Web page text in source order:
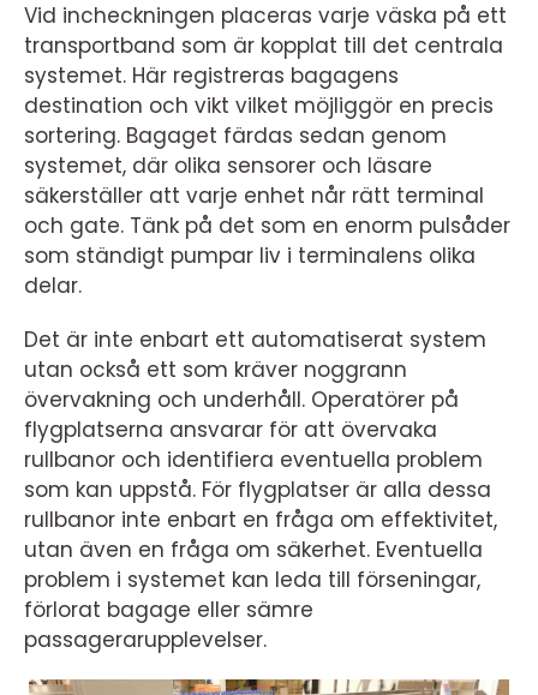
Vid incheckningen placeras varje väska på ett
transportband som är kopplat till det centrala
systemet. Här registreras bagagens
destination och vikt vilket möjliggör en precis
sortering. Bagaget färdas sedan genom
systemet, där olika sensorer och läsare
säkerställer att varje enhet når rätt terminal
och gate. Tänk på det som en enorm pulsåder
som ständigt pumpar liv i terminalens olika
delar.
Det är inte enbart ett automatiserat system
utan också ett som kräver noggrann
övervakning och underhåll. Operatörer på
flygplatserna ansvarar för att övervaka
rullbanor och identifiera eventuella problem
som kan uppstå. För flygplatser är alla dessa
rullbanor inte enbart en fråga om effektivitet,
utan även en fråga om säkerhet. Eventuella
problem i systemet kan leda till förseningar,
förlorat bagage eller sämre
passagerarupplevelser.